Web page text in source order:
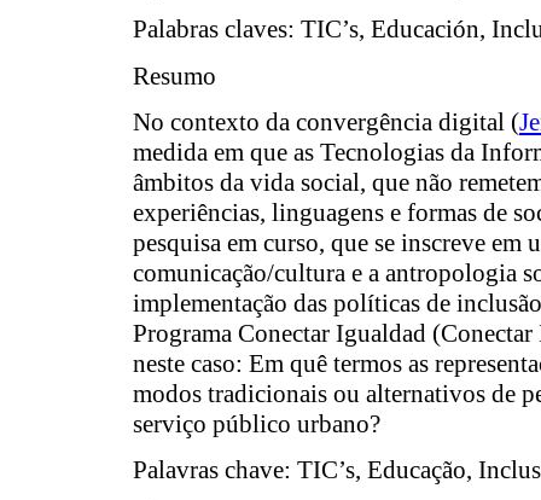
Palabras claves: TIC’s, Educación,
Resumo
No contexto da convergência digital (
medida em que as Tecnologias da
âmbitos da vida social, que não
experiências, linguagens e formas de
pesquisa em curso, que se inscreve
comunicação/cultura e a antropologia
implementação das políticas de
Programa Conectar Igualdad (Conectar
neste caso: Em quê termos as
modos tradicionais ou alternativos de
serviço público urbano?
Palavras chave: TIC’s, Educação,